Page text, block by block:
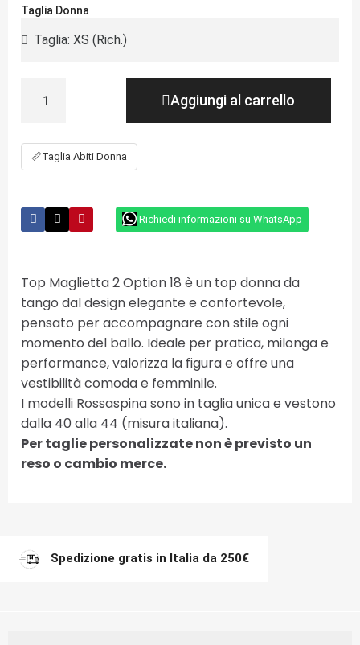
Taglia Donna
Aggiungi al carrello
📏Taglia Abiti Donna
Richiedi informazioni su WhatsApp
Top Maglietta 2 Option 18 è un top donna da
tango dal design elegante e confortevole,
pensato per accompagnare con stile ogni
momento del ballo. Ideale per pratica, milonga e
performance, valorizza la figura e offre una
vestibilità comoda e femminile.
I modelli Rossaspina sono in taglia unica e vestono
dalla 40 alla 44 (misura italiana).
Per taglie personalizzate non è previsto un
reso o cambio merce.
Spedizione gratis in Italia da 250€